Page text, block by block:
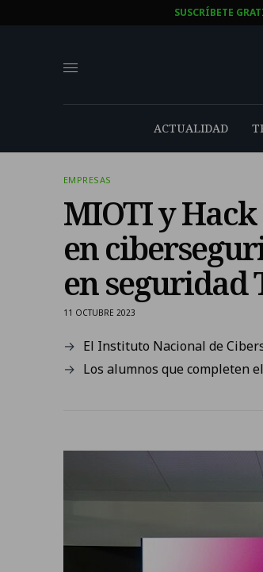
SUSCRÍBETE
ACTUALIDAD
EMPRESAS
MIOTI y
en
en seguridad
11 OCTUBRE 2023
El Instituto Nacional de
Los alumnos que completen